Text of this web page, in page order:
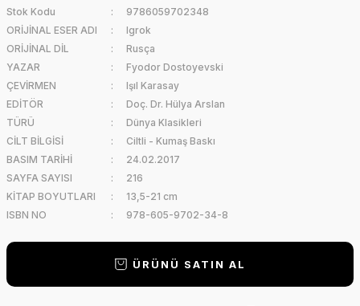
Stok Kodu
9786059702348
ORİJİNAL ESER ADI
Igrok
ORİJİNAL DİL
Rusça
YAZAR
Fyodor Dostoyevski
ÇEVİRMEN
Işıl Karasay
EDİTÖR
Doç. Dr. Hülya Arslan
TÜRÜ
Dünya Klasikleri
CİLT BİLGİSİ
Ciltli - Kumaş Baskı
BASIM TARİHİ
24.02.2017
SAYFA SAYISI
216
KİTAP BOYUTLARI
13,5-21 cm
ISBN NO
978-605-9702-34-8
ÜRÜNÜ SATIN AL